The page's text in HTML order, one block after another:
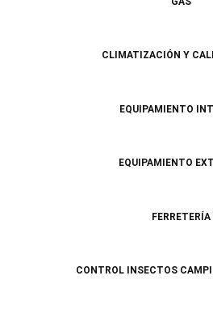
CLIMATIZACIÓN Y
EQUIPAMIENTO
EQUIPAMIENTO
FERRETERÍA
CONTROL INSECTOS